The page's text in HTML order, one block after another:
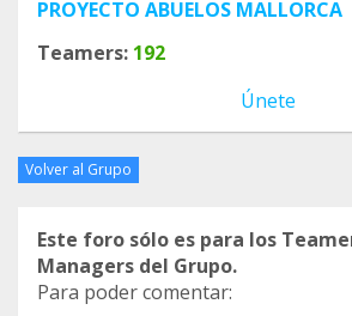
PROYECTO ABUELOS MALLORCA
Teamers: 192
Únete
Volver al Grupo
Este foro sólo es para los
Managers del Grupo.
Para poder comentar: